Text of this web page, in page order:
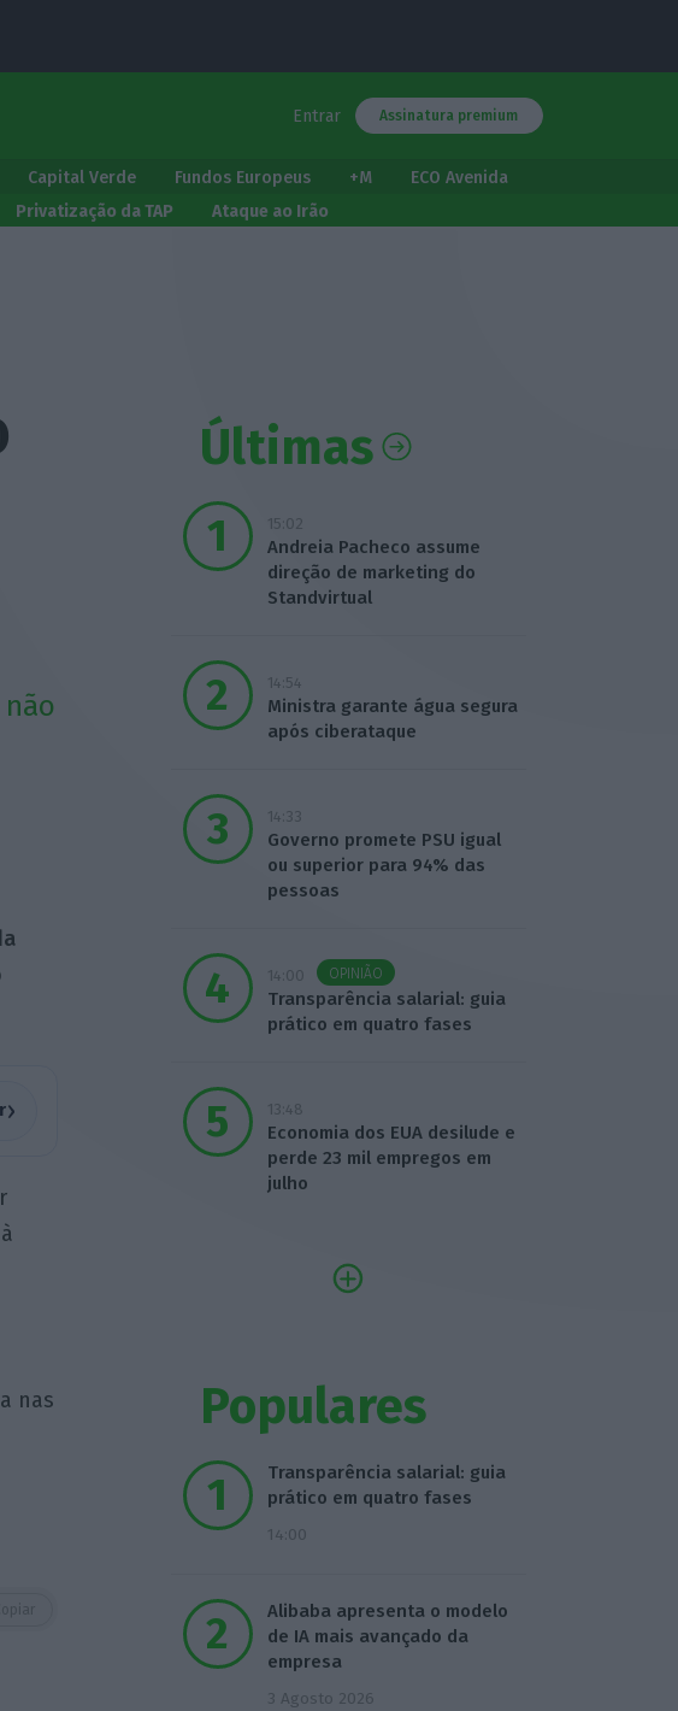
Entrar Assinatura premium
Capital Verde Fundos Europeus +M
ECO Avenida
Privatização da TAP Ataque ao Irão
›
nas
Últimas
15:02
Andreia Pacheco assume
direção de marketing do
Standvirtual
14:54
Ministra garante água segura
após ciberataque
14:33
Governo promete PSU igual
ou superior para 94% das
pessoas
14:00 OPINIÃO
Transparência salarial: guia
prático em quatro fases
13:48
Economia dos EUA desilude e
perde 23 mil empregos em
julho
Populares
Transparência salarial: guia
prático em quatro fases
14:00
Alibaba apresenta o modelo
de IA mais avançado da
empresa
3 Agosto 2026